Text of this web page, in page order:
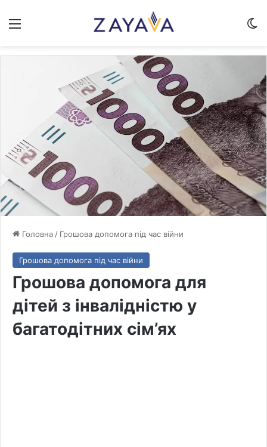
Меню
Головна / Грошова допомога під час війни
Грошова допомога під час війни
Грошова допомога для
дітей з інвалідністю у
багатодітних сім’ях